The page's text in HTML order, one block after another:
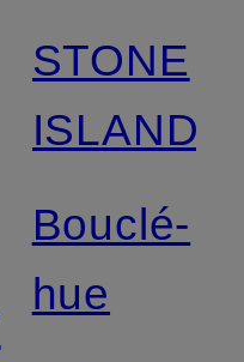
STONE
ISLAND
Bouclé-
hue